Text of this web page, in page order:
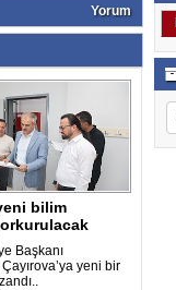
Yorum
bilim
Başkanı
yeni bir